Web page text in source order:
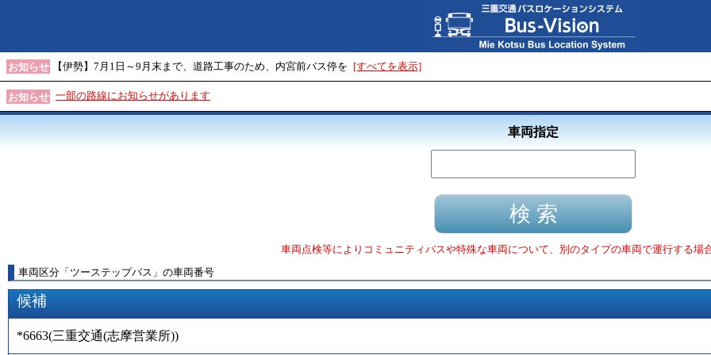
お知らせ 【伊勢】7月1日～9月末まで、道路工事のため、内宮前バス停を [すべてを表示]
お知らせ 一部の路線にお知らせがあります
車両指定
車両点検等によりコミュニティバスや特殊な車両について、別のタイプの車両で運行する場
車両区分 「 ツーステップバス 」 の車両番号
候補
*6663(三重交通(志摩営業所))